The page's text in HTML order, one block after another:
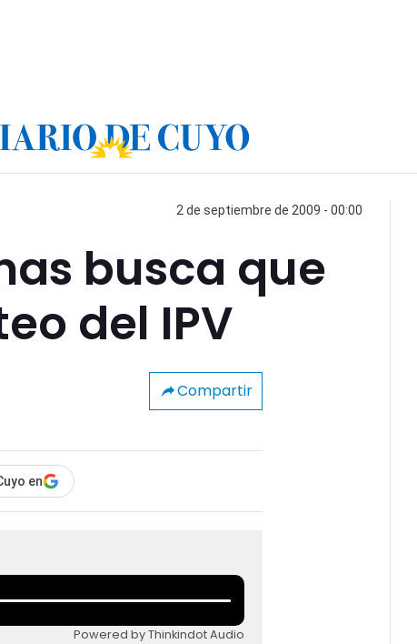
2 de septiembre de 2009 - 00:00
busca que
del IPV
Compartir
en
Powered by Thinkindot Audio